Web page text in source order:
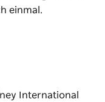
einmal.
International